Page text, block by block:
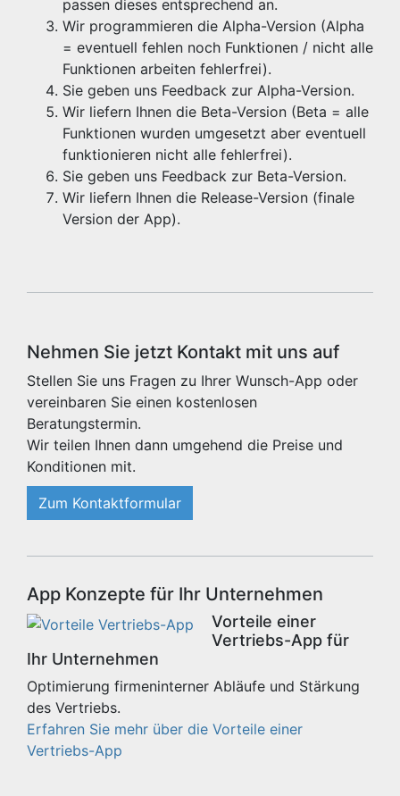
passen dieses entsprechend an.
Wir programmieren die Alpha-Version (Alpha
= eventuell fehlen noch Funktionen / nicht alle
Funktionen arbeiten fehlerfrei).
Sie geben uns Feedback zur Alpha-Version.
Wir liefern Ihnen die Beta-Version (Beta = alle
Funktionen wurden umgesetzt aber eventuell
funktionieren nicht alle fehlerfrei).
Sie geben uns Feedback zur Beta-Version.
Wir liefern Ihnen die Release-Version (finale
Version der App).
Nehmen Sie jetzt Kontakt mit uns auf
Stellen Sie uns Fragen zu Ihrer Wunsch-App oder
vereinbaren Sie einen kostenlosen
Beratungstermin.
Wir teilen Ihnen dann umgehend die Preise und
Konditionen mit.
Zum Kontaktformular
App Konzepte für Ihr Unternehmen
Vorteile einer
Vertriebs-App für
Ihr Unternehmen
Optimierung firmeninterner Abläufe und Stärkung
des Vertriebs.
Erfahren Sie mehr über die Vorteile einer
Vertriebs-App